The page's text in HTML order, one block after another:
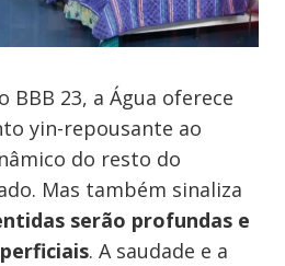
BBB 23, a Água oferece
yin-repousante ao
do resto do
Mas também sinaliza
serão profundas e
. A saudade e a